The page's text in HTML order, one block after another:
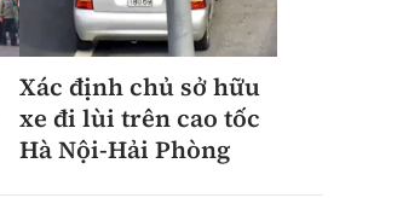
Xác định chủ sở hữu
xe đi lùi trên cao tốc
Hà Nội-Hải Phòng